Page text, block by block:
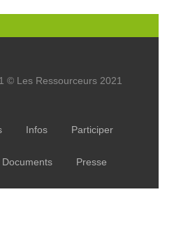
© Les Ressourceurs 2021
Infos Participer
Documents Presse